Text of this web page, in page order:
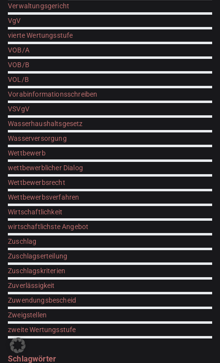
Verwaltungsgericht
VgV
vierte Wertungsstufe
VOB/A
VOB/B
VOL/B
Vorabinformationsschreiben
VSVgV
Wasserhaushaltsgesetz
Wasserversorgung
Wettbewerb
wettbewerblicher Dialog
Wettbewerbsrecht
Wettbewerbsverfahren
Wirtschaftlichkeit
wirtschaftlichste Angebot
Zuschlag
Zuschlagserteilung
Zuschlagskriterien
Zuverlässigkeit
Zuwendungsbescheid
Zweigstellen
zweite Wertungsstufe
Schlagwörter